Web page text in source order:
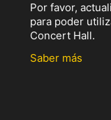
Por favor,
para poder
Concert Hall.
Saber más